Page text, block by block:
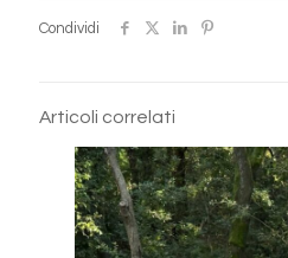
Condividi
Articoli correlati